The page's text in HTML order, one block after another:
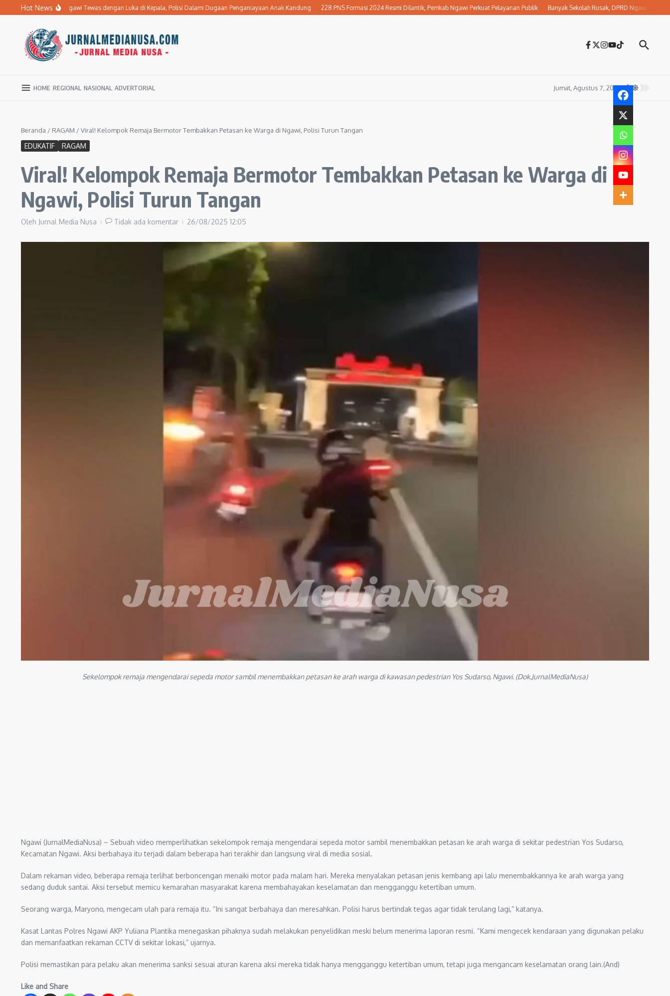
Lewati ke konten
Hot News
Stroke di Ngawi Tewas dengan Luka di Kepala, Polisi Dalami Dugaan Penganiayaan Anak Kandung 228 PNS Formasi 2024 Resmi Dilantik, Pemkab Ngawi Perkuat Pelayanan Publik Banyak Sekolah Rusak, DPRD Ngawi Desak
HOME REGIONAL NASIONAL ADVERTORIAL Jumat, Agustus 7, 2026
Beranda / RAGAM /Viral! Kelompok Remaja Bermotor Tembakkan Petasan ke Warga di Ngawi, Polisi Turun Tangan
EDUKATIF RAGAM
Viral! Kelompok Remaja Bermotor Tembakkan Petasan ke Warga di
Ngawi, Polisi Turun Tangan
Oleh Jurnal Media Nusa Tidak ada komentar 26/08/2025 12:05
Sekelompok remaja mengendarai sepeda motor sambil menembakkan petasan ke arah warga di kawasan pedestrian Yos Sudarso, Ngawi. (Dok.JurnalMediaNusa)
Ngawi (JurnalMediaNusa) – Sebuah video memperlihatkan sekelompok remaja mengendarai sepeda motor sambil menembakkan petasan ke arah warga di sekitar pedestrian Yos Sudarso,
Kecamatan Ngawi. Aksi berbahaya itu terjadi dalam beberapa hari terakhir dan langsung viral di media sosial.
Dalam rekaman video, beberapa remaja terlihat berboncengan menaiki motor pada malam hari. Mereka menyalakan petasan jenis kembang api lalu menembakkannya ke arah warga yang
sedang duduk santai. Aksi tersebut memicu kemarahan masyarakat karena membahayakan keselamatan dan mengganggu ketertiban umum.
Seorang warga, Maryono, mengecam ulah para remaja itu. “Ini sangat berbahaya dan meresahkan. Polisi harus bertindak tegas agar tidak terulang lagi,” katanya.
Kasat Lantas Polres Ngawi AKP Yuliana Plantika menegaskan pihaknya sudah melakukan penyelidikan meski belum menerima laporan resmi. “Kami mengecek kendaraan yang digunakan pelaku
dan memanfaatkan rekaman CCTV di sekitar lokasi,” ujarnya.
Polisi memastikan para pelaku akan menerima sanksi sesuai aturan karena aksi mereka tidak hanya mengganggu ketertiban umum, tetapi juga mengancam keselamatan orang lain.(And)
Like and Share